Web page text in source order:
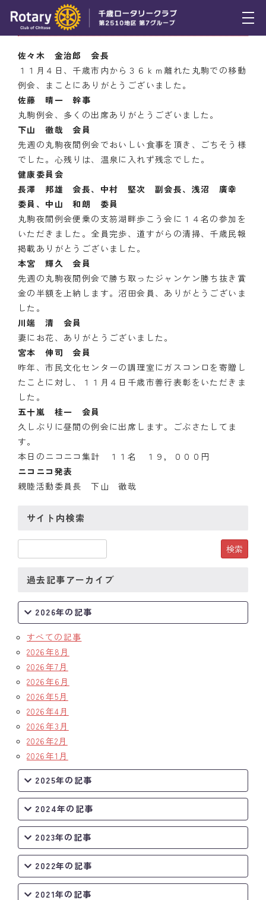
トピックス
例会報告
活動報告
理事会報告
スケジュール
年間プログラム
木曜会
組織図
クラブのあゆみ
クラブの歴史
歴代会長・幹事
記念誌
案内
例会場・事務局の案内
リンク集
情報公開
入会のご案内
11月11日（木） ニコニコBOX
佐々木 金治郎 会長
１１月４日、千歳市内から３６ｋｍ離れた丸駒での移動
例会、まことにありがとうございました。
佐藤 晴一 幹事
丸駒例会、多くの出席ありがとうございました。
下山 徹哉 会員
先週の丸駒夜間例会でおいしい食事を頂き、ごちそう様
でした。心残りは、温泉に入れず残念でした。
健康委員会
長澤 邦雄 会長、中村 堅次 副会長、浅沼 廣幸
委員、中山 和朗 委員
丸駒夜間例会便乗の支笏湖畔歩こう会に１４名の参加を
いただきました。全員完歩、道すがらの清掃、千歳民報
掲載ありがとうございました。
本宮 輝久 会員
先週の丸駒夜間例会で勝ち取ったジャンケン勝ち抜き賞
金の半額を上納します。沼田会員、ありがとうございま
した。
川端 清 会員
妻にお花、ありがとうございました。
宮本 伸司 会員
昨年、市民文化センターの調理室にガスコンロを寄贈し
たことに対し、１１月４日千歳市善行表彰をいただきま
した。
五十嵐 桂一 会員
久しぶりに昼間の例会に出席します。ごぶさたしてま
す。
本日のニコニコ集計 １１名 １９，０００円
ニコニコ発表
親睦活動委員長 下山 徹哉
サイト内検索
過去記事アーカイブ
2026年の記事
すべての記事
2026年8月
2026年7月
2026年6月
2026年5月
2026年4月
2026年3月
2026年2月
2026年1月
2025年の記事
2024年の記事
2023年の記事
2022年の記事
2021年の記事